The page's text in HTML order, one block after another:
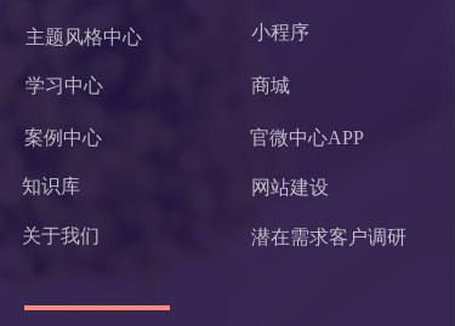
主题风格中心 小程序
学习中心 商城
案例中心 官微中心APP
知识库 网站建设
关于我们 潜在需求客户调研